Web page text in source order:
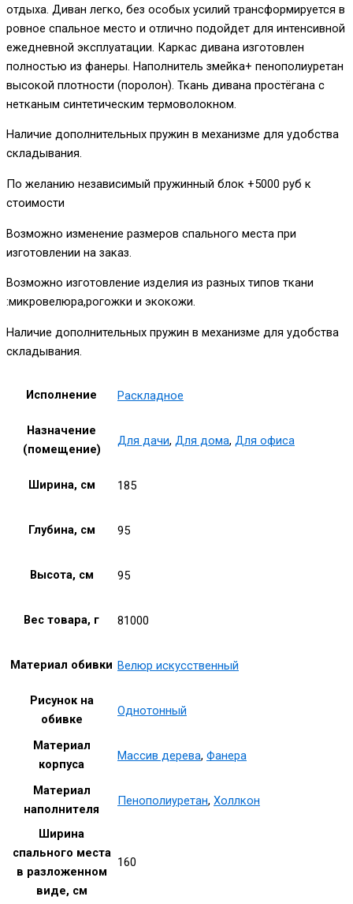
отдыха. Диван легко, без особых усилий трансформируется в
ровное спальное место и отлично подойдет для интенсивной
ежедневной эксплуатации. Каркас дивана изготовлен
полностью из фанеры. Наполнитель змейка+ пенополиуретан
высокой плотности (поролон). Ткань дивана простёгана с
нетканым синтетическим термоволокном.
Наличие дополнительных пружин в механизме для удобства
складывания.
По желанию независимый пружинный блок +5000 руб к
стоимости
Возможно изменение размеров спального места при
изготовлении на заказ.
Возможно изготовление изделия из разных типов ткани
:микровелюра,рогожки и экокожи.
Наличие дополнительных пружин в механизме для удобства
складывания.
Исполнение Раскладное
Назначение
(помещение)
Для дачи, Для дома, Для офиса
Ширина, см 185
Глубина, см 95
Высота, см 95
Вес товара, г 81000
Материал обивки Велюр искусственный
Рисунок на
обивке
Однотонный
Материал
корпуса
Массив дерева, Фанера
Материал
наполнителя
Пенополиуретан, Холлкон
Ширина
спального места
в разложенном
виде, см
160